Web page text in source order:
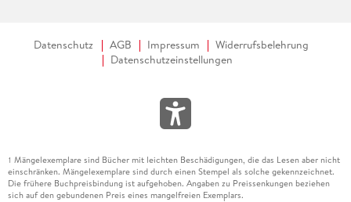
Datenschutz AGB Impressum
Widerrufsbelehrung
Datenschutzeinstellungen
1 Mängelexemplare sind Bücher mit leichten Beschädigungen, die das Lesen aber nicht
einschränken. Mängelexemplare sind durch einen Stempel als solche gekennzeichnet.
Die frühere Buchpreisbindung ist aufgehoben. Angaben zu Preissenkungen beziehen
sich auf den gebundenen Preis eines mangelfreien Exemplars.